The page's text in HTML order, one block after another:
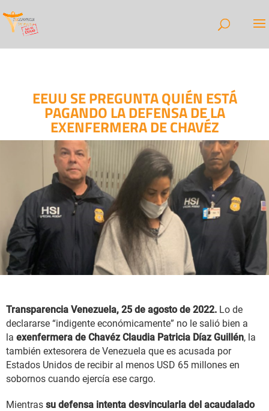
EEUU SE PREGUNTA QUIÉN ESTÁ
PAGANDO LA DEFENSA DE LA
EXENFERMERA DE CHAVÉZ
Transparencia Venezuela, 25 de agosto de 2022. Lo de
declararse “indigente económicamente” no le salió bien a
la exenfermera de Chavéz Claudia Patricia Díaz Guillén, la
también extesorera de Venezuela que es acusada por
Estados Unidos de recibir al menos USD 65 millones en
sobornos cuando ejercía ese cargo.
Mientras su defensa intenta desvincularla del acaudalado